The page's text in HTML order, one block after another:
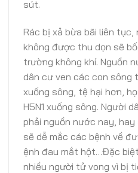
sút.
Rác bị xả bừa bãi liên tục,
không được thu dọn sẽ
trường không khí. Nguồn
dân cư ven các con sông
xuống sông, tệ hại hơn,
H5N1 xuống sông. Người
phải nguồn nước nay,
sẽ dễ mắc các bệnh về
ệnh đau mắt hột…Đặc
nhiều người tử vong vì bị